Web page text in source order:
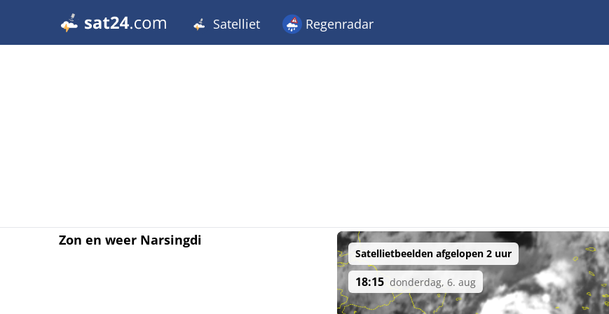
Satelliet Regenradar
Zon en weer Narsingdi
Satellietbeelden afgelopen 2 uur
18:15 donderdag, 6. aug